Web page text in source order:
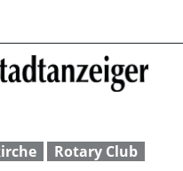
und
Rotary Club